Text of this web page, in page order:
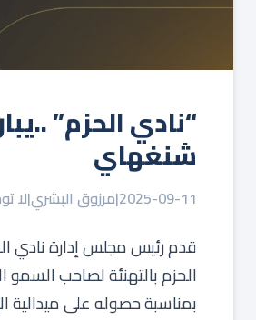
“نادي الحزم”
شنغهاي
2025-09-11
|مرزوق البشري|لا
قدم رئيس مجلس إدارة نادي
الحزم بالتهنئة لصاحب
بمناسبة حصوله على ميدالية